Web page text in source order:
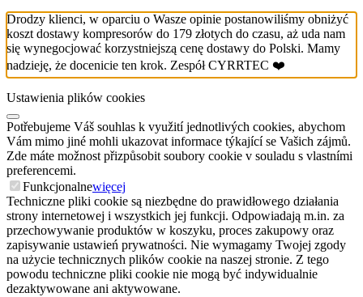
Drodzy klienci, w oparciu o Wasze opinie postanowiliśmy obniżyć
koszt dostawy kompresorów do 179 złotych do czasu, aż uda nam
się wynegocjować korzystniejszą cenę dostawy do Polski. Mamy
nadzieję, że docenicie ten krok. Zespół CYRRTEC ❤️
Ustawienia plików cookies
Potřebujeme Váš souhlas k využití jednotlivých cookies, abychom
Vám mimo jiné mohli ukazovat informace týkající se Vašich zájmů.
Zde máte možnost přizpůsobit soubory cookie v souladu s vlastními
preferencemi.
Funkcjonalnewięcej
Techniczne pliki cookie są niezbędne do prawidłowego działania
strony internetowej i wszystkich jej funkcji. Odpowiadają m.in. za
przechowywanie produktów w koszyku, proces zakupowy oraz
zapisywanie ustawień prywatności. Nie wymagamy Twojej zgody
na użycie technicznych plików cookie na naszej stronie. Z tego
powodu techniczne pliki cookie nie mogą być indywidualnie
dezaktywowane ani aktywowane.